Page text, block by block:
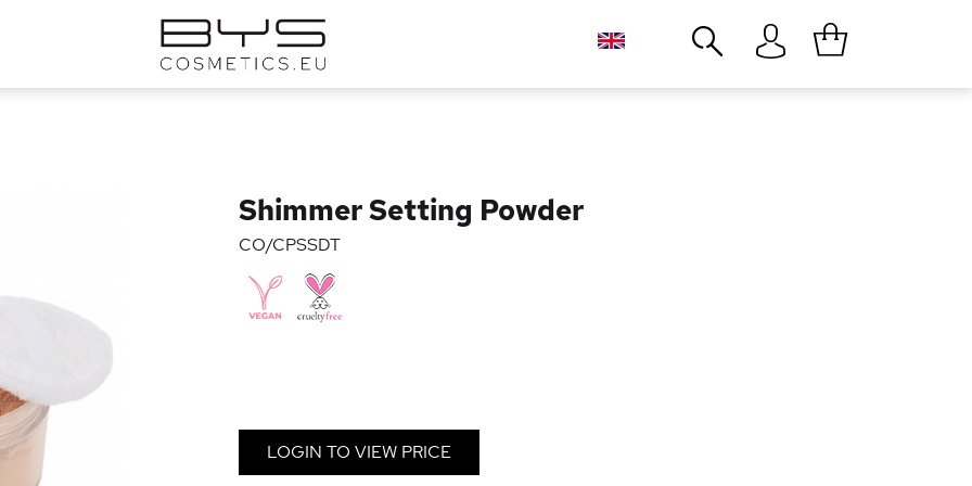
Shimmer Setting Powder
CO/CPSSDT
LOGIN TO VIEW PRICE